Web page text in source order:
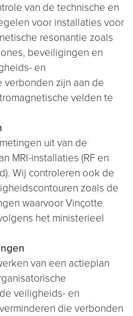
van de technische en
voor installaties voor
resonantie zoals
beveiligingen en
en
verbonden zijn aan de
velden te
uit van de
MRI-installaties (RF en
Wij controleren ook de
zoals de
waarvoor Vinçotte
het ministerieel
van een actieplan
veiligheids- en
die verbonden